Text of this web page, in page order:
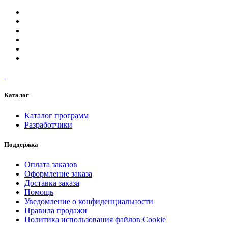
Каталог
Каталог программ
Разработчики
Поддержка
Оплата заказов
Оформление заказа
Доставка заказа
Помощь
Уведомление о конфиденциальности
Правила продажи
Политика использования файлов Cookie